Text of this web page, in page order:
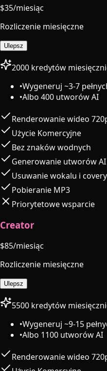
$35/miesiąc
Rozliczenie miesięczne
Ulepsz
2000 kredytów
•Wygeneruj ~3-7
•Albo 400 utworów AI
Renderowanie wideo
Użycie Komercyjne
Bez znaków wodnych
Generowanie utworów
Usuwanie wokalu i covery
Pobieranie MP3
Priorytetowe wsparcie
Creator
$85/miesiąc
Rozliczenie miesięczne
Ulepsz
5500 kredytów
•Wygeneruj ~9-15
•Albo 1100 utworów AI
Renderowanie wideo